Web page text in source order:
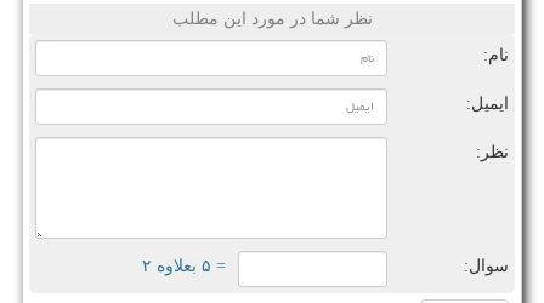
نظر شما در مورد این مطلب
نام:
ایمیل:
نظر:
سوال: = ۵ بعلاوه ۲